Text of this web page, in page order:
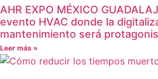
AHR EXPO MÉXICO
evento HVAC donde la
mantenimiento será
Leer más »